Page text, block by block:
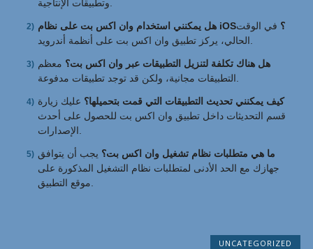
هل يمكنني استخدام وان اكس بت على نظام iOS؟ في الوقت
هل هناك تكلفة لتنزيل التطبيقات عبر وان اكس بت؟ معظم
كيف يمكنني تحديث التطبيقات التي قمت بتحميلها؟ عليك زيارة
قسم التحديثات داخل تطبيق وان اكس بت للحصول على أحدث
ما هي متطلبات نظام تشغيل وان اكس بت؟ يجب أن يتوافق
جهازك مع الحد الأدنى لمتطلبات نظام التشغيل المذكورة على
UNCATEGORIZED